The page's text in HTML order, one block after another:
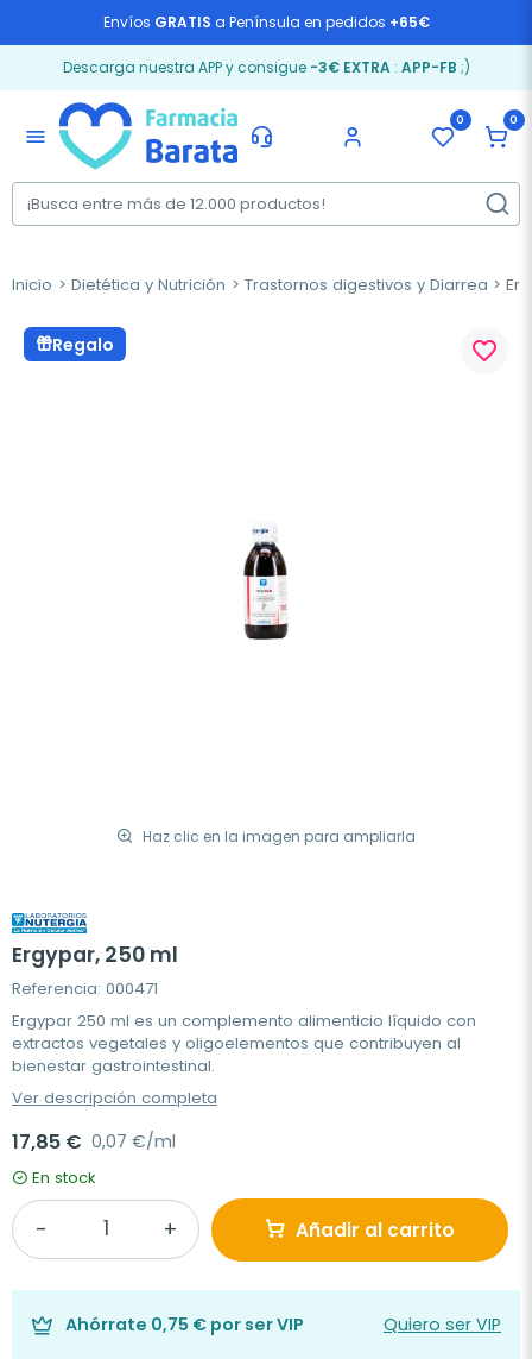
Envíos GRATIS a Península en pedidos +65€
Descarga nuestra APP y consigue -3€ EXTRA: APP-FB ;)
menu
0 0
Inicio Dietética y Nutrición Trastornos digestivos y Diarrea
Regalo
Haz clic en la imagen para ampliarla
favorite_border
Ergypar, 250 ml
Referencia: 000471
Ergypar 250 ml es un complemento alimenticio líquido con
extractos vegetales y oligoelementos que contribuyen al
bienestar gastrointestinal.
Ver descripción completa
17,85 € 0,07 €/ml
En stock
Añadir al carrito
Ahórrate 0,75 € por ser VIP Quiero ser VIP